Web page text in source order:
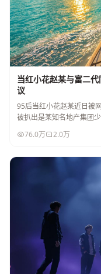
当红小花赵某与富二
议
95后当红小花赵某近日被
被扒出是某知名地产集团
76.0万
2.0万